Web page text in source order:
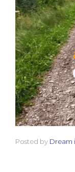
Posted by Dream